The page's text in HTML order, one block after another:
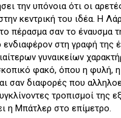
την υπόνοια ότι οι
κεντρική του ιδέα. Η
πέρασμα σαν το έναυσμα
ενδιαφέρον στη γραφή της
γυναικείων
φακό, όπου η φυλή,
σαν διαφορές που
τροπισμοί της
η Μπάτλερ στο επίμετρο.